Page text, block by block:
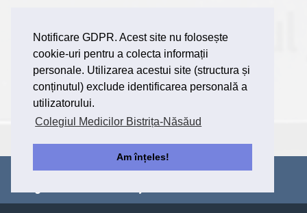
Notificare GDPR. Acest site nu folosește
cookie-uri pentru a colecta informații
personale. Utilizarea acestui site (structura și
conținutul) exclude identificarea personală a
utilizatorului.
Colegiul Medicilor Bistrița-Năsăud
Am înțeles!